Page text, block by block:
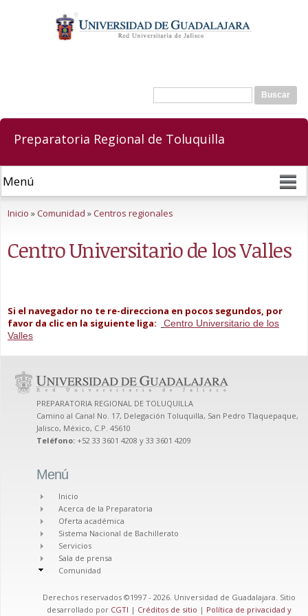
contenido
principal
Formulario de búsqueda
Buscar
Preparatoria Regional de Toluquilla
Inicio »Comunidad »Centros regionales
Centro Universitario de los Valles
Si el navegador no te re-direcciona en pocos segundos, por
favor da clic en la siguiente liga:
Centro Universitario de los
Valles
PREPARATORIA REGIONAL DE TOLUQUILLA
Camino al Canal No. 17, Delegación Toluquilla, San Pedro Tlaquepaque,
Jalisco, México, C.P. 45610
Teléfono: +52 33 3601 4208 y 33 3601 4209
Menú
Inicio
Acerca de la Preparatoria
Oferta académica
Sistema Nacional de Bachillerato
Servicios
Sala de prensa
Comunidad
Derechos reservados ©1997 - 2026. Universidad de Guadalajara. Sitio
desarrollado por CGTI | Créditos de sitio | Política de privacidad y